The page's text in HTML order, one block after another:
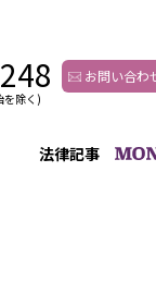
を除く)
お問い合わ
法律記事